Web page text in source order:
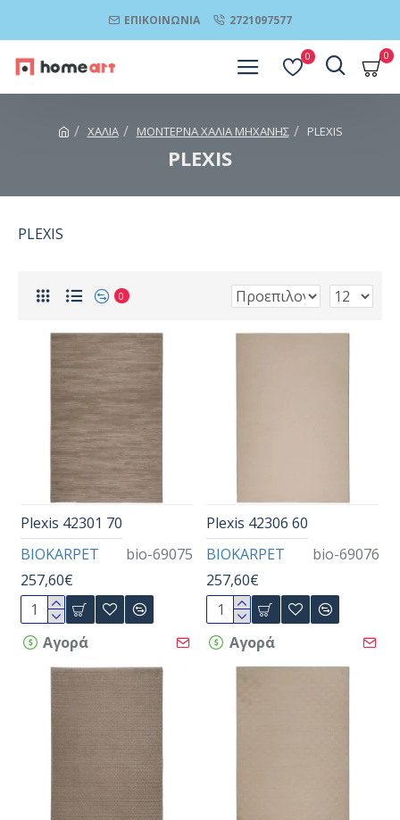
ΕΠΙΚΟΙΝΩΝΊΑ 2721097577
0 0
ΧΑΛΙΑ ΜΟΝΤΕΡΝΑ ΧΑΛΙΑ ΜΗΧΑΝΗΣ PLEXIS
PLEXIS
PLEXIS
0
BIOKARPET bio-69075
Plexis 42301 70
257,60€
Αγορά
BIOKARPET bio-69076
Plexis 42306 60
257,60€
Αγορά